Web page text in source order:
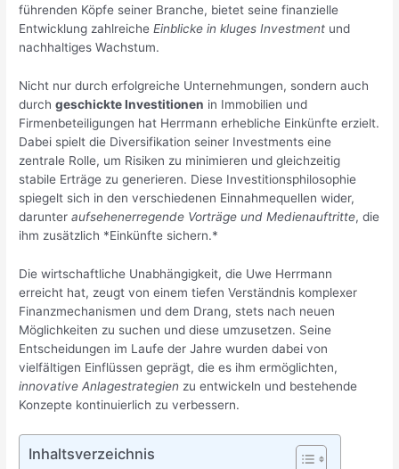
führenden Köpfe seiner Branche, bietet seine finanzielle
Entwicklung zahlreicheEinblicke in kluges Investment und
nachhaltiges Wachstum.
Nicht nur durch erfolgreiche Unternehmungen, sondern auch
durchgeschickte Investitionen in Immobilien und
Firmenbeteiligungen hat Herrmann erhebliche Einkünfte erzielt.
Dabei spielt die Diversifikation seiner Investments eine
zentrale Rolle, um Risiken zu minimieren und gleichzeitig
stabile Erträge zu generieren. Diese Investitionsphilosophie
spiegelt sich in den verschiedenen Einnahmequellen wider,
darunteraufsehenerregende Vorträge und Medienauftritte, die
ihm zusätzlich *Einkünfte sichern.*
Die wirtschaftliche Unabhängigkeit, die Uwe Herrmann
erreicht hat, zeugt von einem tiefen Verständnis komplexer
Finanzmechanismen und dem Drang, stets nach neuen
Möglichkeiten zu suchen und diese umzusetzen. Seine
Entscheidungen im Laufe der Jahre wurden dabei von
vielfältigen Einflüssen geprägt, die es ihm ermöglichten,
innovative Anlagestrategien zu entwickeln und bestehende
Konzepte kontinuierlich zu verbessern.
Inhaltsverzeichnis